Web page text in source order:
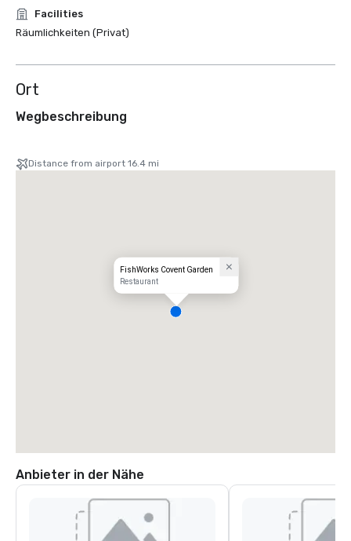
Facilities
Räumlichkeiten (Privat)
Ort
Wegbeschreibung
Distance from airport 16.4 mi
FishWorks Covent Garden
Restaurant
Anbieter in der Nähe